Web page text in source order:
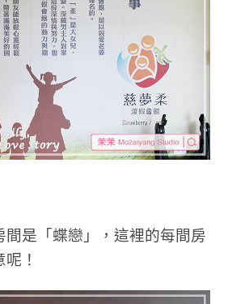
是「蝶戀」，這裡的每間房
！